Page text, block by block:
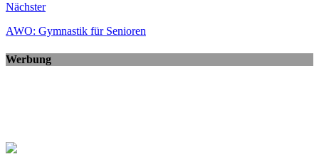
Nächster
AWO: Gymnastik für Senioren
Werbung